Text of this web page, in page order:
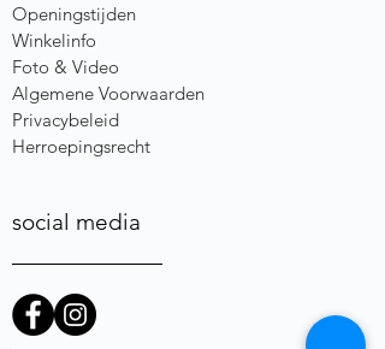
Openingstijden
Winkelinfo
Foto & Video
Algemene Voorwaarden
Privacybeleid
Herroepingsrecht
social media